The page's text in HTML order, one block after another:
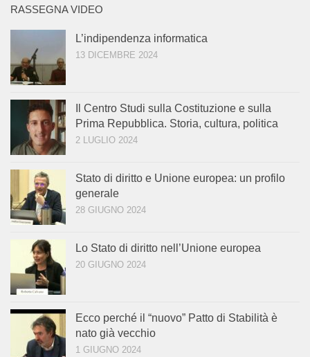
RASSEGNA VIDEO
L’indipendenza informatica
13 DICEMBRE 2024
Il Centro Studi sulla Costituzione e sulla
Prima Repubblica. Storia, cultura, politica
2 LUGLIO 2024
Stato di diritto e Unione europea: un profilo
generale
28 GIUGNO 2024
Lo Stato di diritto nell’Unione europea
20 GIUGNO 2024
Ecco perché il “nuovo” Patto di Stabilità è
nato già vecchio
1 GIUGNO 2024